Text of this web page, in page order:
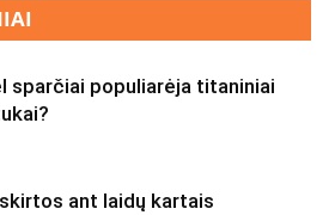
sparčiai populiarėja titaniniai
ant laidų kartais